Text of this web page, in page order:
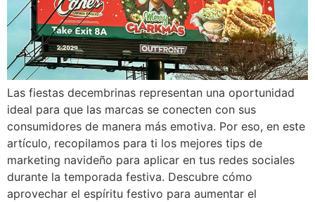
Las fiestas decembrinas representan una oportunidad
ideal para que las marcas se conecten con sus
consumidores de manera más emotiva. Por eso, en este
artículo, recopilamos para ti los mejores tips de
marketing navideño para aplicar en tus redes sociales
durante la temporada festiva. Descubre cómo
aprovechar el espíritu festivo para aumentar el